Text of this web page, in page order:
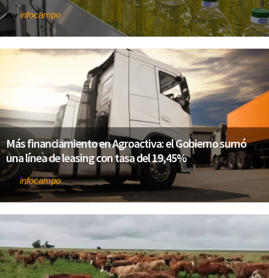
Por infocampo
Más financiamiento en Agroactiva: el Gobierno sumó
una línea de leasing con tasa del 19,45%
Por infocampo